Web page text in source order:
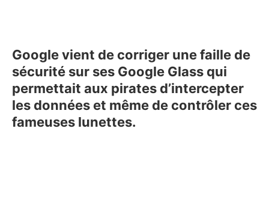
Google vient de corriger une faille de
sécurité sur ses Google Glass qui
permettait aux pirates d’intercepter
les données et même de contrôler ces
fameuses lunettes.